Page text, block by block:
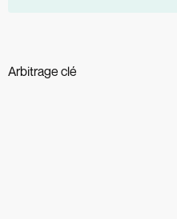
Arbitrage clé